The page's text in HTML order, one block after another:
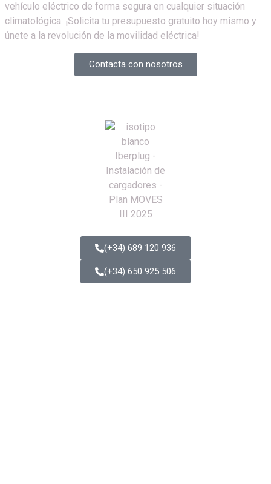
vehículo eléctrico de forma segura en cualquier situación
climatológica. ¡Solicita tu presupuesto gratuito hoy mismo y
únete a la revolución de la movilidad eléctrica!
Contacta con nosotros
(+34) 689 120 936
(+34) 650 925 506